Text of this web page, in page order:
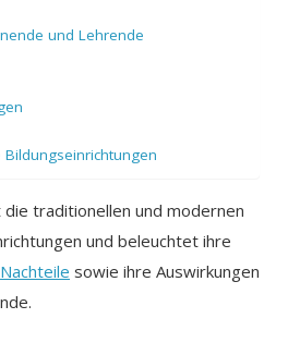
und Lehrende
traditionellen und modernen
und beleuchtet ihre
Nachteile sowie ihre Auswirkungen